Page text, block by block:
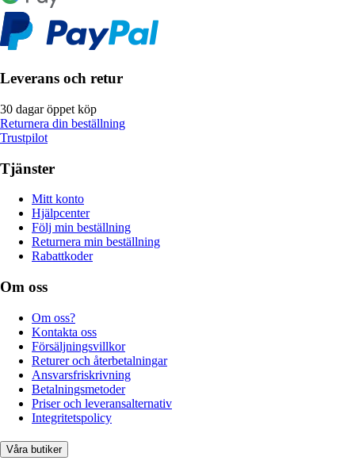
Leverans och retur
30 dagar öppet köp
Returnera din beställning
Trustpilot
Tjänster
Mitt konto
Hjälpcenter
Följ min beställning
Returnera min beställning
Rabattkoder
Om oss
Om oss?
Kontakta oss
Försäljningsvillkor
Returer och återbetalningar
Ansvarsfriskrivning
Betalningsmetoder
Priser och leveransalternativ
Integritetspolicy
Våra butiker